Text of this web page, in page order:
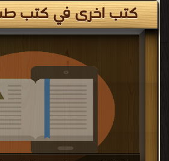
كتب اخرى في كتب